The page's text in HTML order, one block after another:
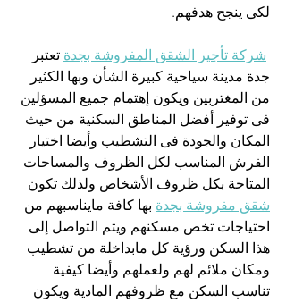
لكى ينجح هدفهم.
شركة تأجير الشقق المفروشة بجدة تعتبر
جدة مدينة سياحية كبيرة الشأن وبها الكثير
من المغتربين ويكون إهتمام جميع المسؤلين
فى توفير أفضل المناطق السكنية من حيث
المكان والجودة فى التشطيب وأيضا اختيار
الفرش المناسب لكل الظروف والمساحات
المتاحة بكل ظروف الأشخاص ولذلك تكون
شقق مفروشة بجدة بها كافة مايناسبهم من
احتياجات تخص مسكنهم ويتم التواصل إلى
هذا السكن ورؤية كل مابداخلة من تشطيب
ومكان ملائم لهم ولعملهم وأيضا كيفية
تناسب السكن مع ظروفهم المادية ويكون